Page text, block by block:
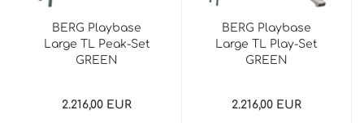
BERG Playbase
Large TL Peak-Set
GREEN
2.216,00 EUR
BERG Playbase
Large TL Play-Set
GREEN
2.216,00 EUR